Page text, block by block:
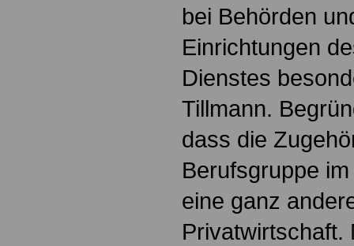
bei Behörden
Einrichtungen
Dienstes
Tillmann.
dass die
Berufsgruppe
eine ganz
Privatwirtschaft.